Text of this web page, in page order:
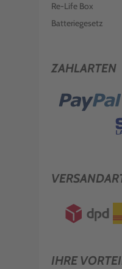
Re-Life Box
Batteriegesetz
ZAHLARTEN
IHRE